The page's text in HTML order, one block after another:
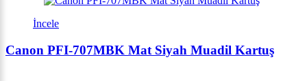
İncele
Canon PFI-707MBK Mat Siyah Muadil Kartuş